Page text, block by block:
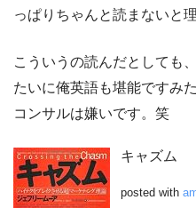
っぱりちゃんと読まないと
こういうの読んだとしても
たいに俺英語も堪能ですみ
コンサルは嫌いです。笑
キャズム
posted with